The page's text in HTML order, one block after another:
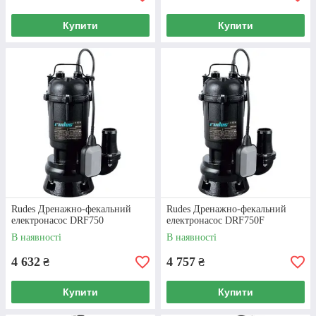
Інформаційна підтримка
Служба підтримки «Опалення плюс»
готова оперативно відповісти на Ваші
питання та проконсультувати Вас.
Потрібно купити дренажно-фекальний
насос з подрібнювачем – звертайтеся, ми
готові допомогти.
Купити Купити
Rudes Дренажно-фекальний
електронасос DRF750
В наявності
4 632 ₴
Купити
Rudes Дренажно-фекальний
електронасос DRF750F
В наявності
4 757 ₴
Купити